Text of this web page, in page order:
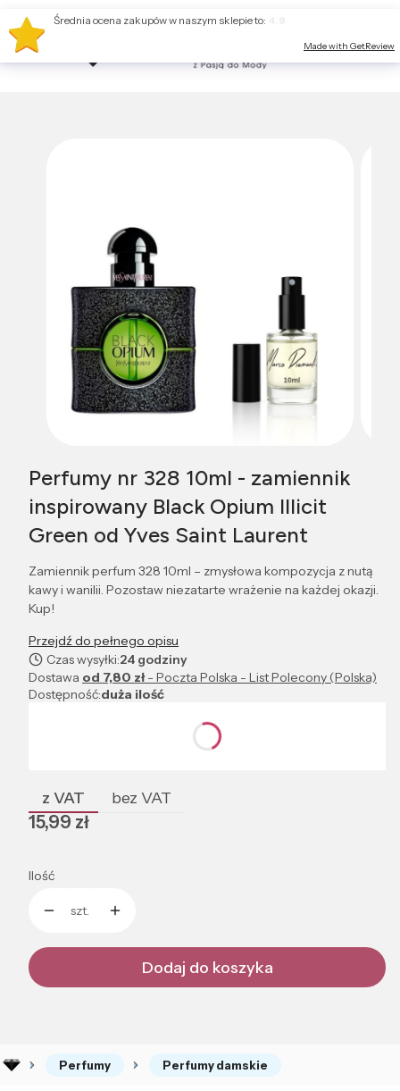
Perfumy nr 328 10ml - zamiennik
inspirowany Black Opium Illicit
Green od Yves Saint Laurent
Zamiennik perfum 328 10ml – zmysłowa kompozycja z nutą
kawy i wanilii. Pozostaw niezatarte wrażenie na każdej okazji.
Kup!
Przejdź do pełnego opisu
Czas wysyłki:24 godziny
Dostawa od 7,80 zł- Poczta Polska - List Polecony (Polska)
Dostępność:duża ilość
Poszczególne warianty mogą różnić się ceną
z VAT bez VAT
Cena
15,99 zł
Ilość
szt.
Dodaj do koszyka
Perfumy Perfumy damskie
Średnia ocena zakupów w naszym sklepie to:
Made with GetReview